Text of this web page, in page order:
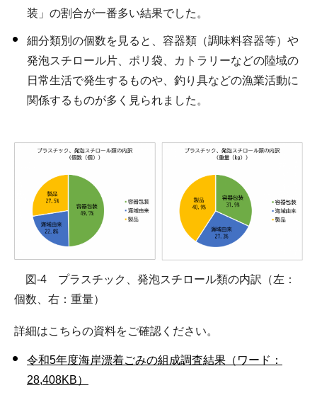
装」の割合が一番多い結果でした。
細分類別の個数を見ると、容器類（調味料容器等）や
発泡スチロール片、ポリ袋、カトラリーなどの陸域の
日常生活で発生するものや、釣り具などの漁業活動に
関係するものが多く見られました。
図-4 プラスチック、発泡スチロール類の内訳（左：
個数、右：重量）
詳細はこちらの資料をご確認ください。
令和5年度海岸漂着ごみの組成調査結果（ワード：
28,408KB）